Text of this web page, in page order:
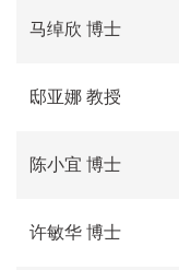
马绰欣 博士
邸亚娜 教授
陈小宜 博士
许敏华 博士